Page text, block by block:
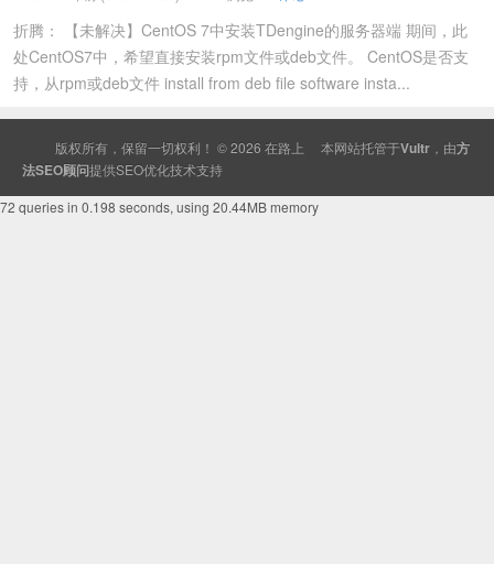
折腾： 【未解决】CentOS 7中安装TDengine的服务器端 期间，此
处CentOS7中，希望直接安装rpm文件或deb文件。 CentOS是否支
持，从rpm或deb文件 install from deb file software insta...
版权所有，保留一切权利！ © 2026 在路上 本网站托管于Vultr ，由方
法SEO顾问提供SEO优化技术支持
72 queries in 0.198 seconds, using 20.44MB memory